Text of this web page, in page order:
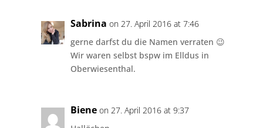
Sabrina on 27. April 2016 at 7:46
gerne darfst du die Namen verraten 😉
Wir waren selbst bspw im Elldus in
Oberwiesenthal.
Biene on 27. April 2016 at 9:37